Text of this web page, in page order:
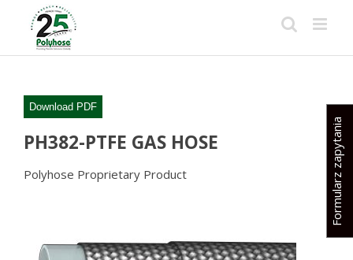
content
Download PDF
PH382-PTFE GAS HOSE
Polyhose Proprietary Product Formularz zapytania